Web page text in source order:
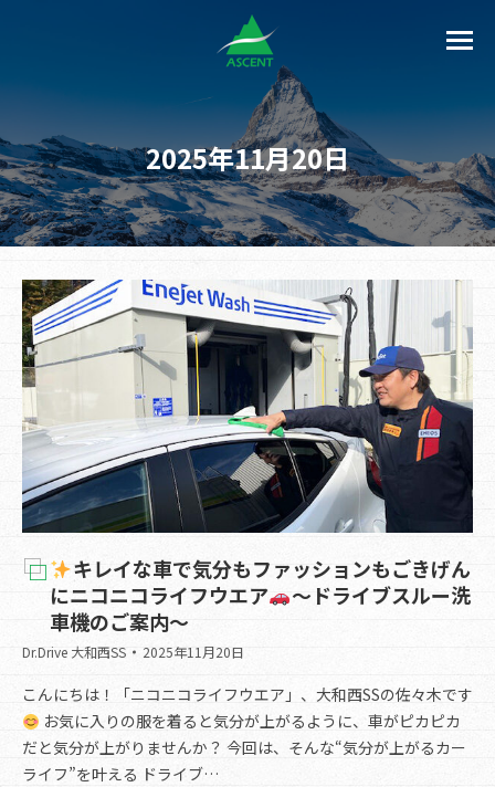
2025年11月20日
キレイな車で気分もファッションもごきげん
にニコニコライフウエア
～ドライブスルー洗
車機のご案内～
Dr.Drive 大和西SS 2025年11月20日
こんにちは！「ニコニコライフウエア」、大和西SSの佐々木です
お気に入りの服を着ると気分が上がるように、車がピカピカ
だと気分が上がりませんか？ 今回は、そんな“気分が上がるカー
ライフ”を叶える ドライブ…